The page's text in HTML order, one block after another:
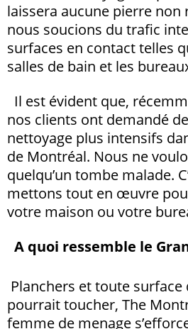
laissera aucune pierre non
nous soucions du trafic
surfaces en contact telles
salles de bain et les
Il est évident que,
nos clients ont demandé
nettoyage plus intensifs
de Montréal. Nous ne
quelqu’un tombe malade.
mettons tout en œuvre
votre maison ou votre
A quoi ressemble le
Planchers et toute surface
pourrait toucher, The
femme de menage